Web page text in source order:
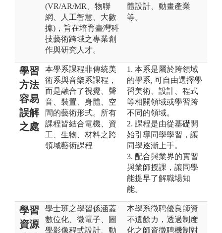
(VR/AR/MR、物聯
網、人工智慧、大數
據)，旨在培育臺灣科
技藝術跨域之專業創
作與研究人才。
體設計、動畫產業
等。
學習
方法
容易
誤解
之處
本學系課程非傳統美
術系與音樂系課程，
而是融合了視覺、聲
音、裝置、身體、空
間的藝術形式。所有
課程皆結合電機、資
工、生物、材料之跨
領域藝術課程
1. 本系是屬於跨領域
的學系, 可自由選擇學
習美術、設計、程式
等相關領域或學習跨
不同的領域。
2. 課程是由從基礎開
始引導同學學習，讓
同學逐漸上手。
3. 配合與業界的實習
與業師授課，讓同學
能提早了解職場知
能。
學習
資源
學士班之學習係涵蓋
數位化、微電子、圖
學影像程式設計、動
本學系徵聘優良師資
不遺餘力，透過制度
化之師資徵聘機制對